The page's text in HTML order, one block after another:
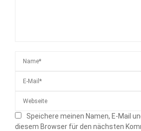
Speichere meinen Namen, E-Mail
diesem Browser für den nächsten